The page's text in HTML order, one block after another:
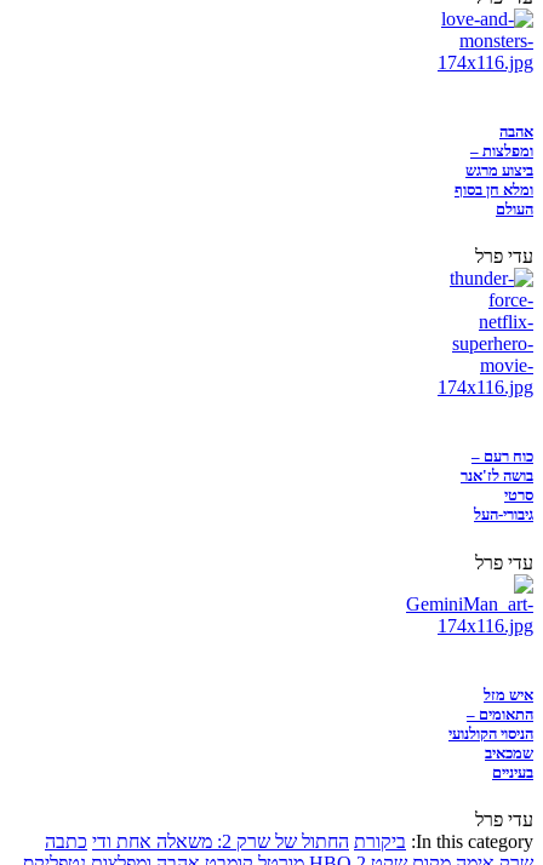
אהבה
ומפלצות –
ביצוע מרגש
ומלא חן בסוף
העולם
עדי פרל
כוח רעם –
בושה לז'אנר
סרטי
גיבורי-העל
עדי פרל
איש מזל
התאומים –
הניסוי הקולנועי
שמכאיב
בעיניים
עדי פרל
In this category: ביקורת החתול של שרק 2: משאלה אחת ודי
כתבה